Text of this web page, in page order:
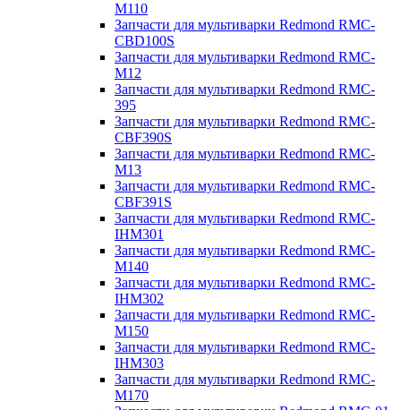
M110
Запчасти для мультиварки Redmond RMC-
CBD100S
Запчасти для мультиварки Redmond RMC-
M12
Запчасти для мультиварки Redmond RMC-
395
Запчасти для мультиварки Redmond RMC-
CBF390S
Запчасти для мультиварки Redmond RMC-
M13
Запчасти для мультиварки Redmond RMC-
CBF391S
Запчасти для мультиварки Redmond RMC-
IHM301
Запчасти для мультиварки Redmond RMC-
M140
Запчасти для мультиварки Redmond RMC-
IHM302
Запчасти для мультиварки Redmond RMC-
M150
Запчасти для мультиварки Redmond RMC-
IHM303
Запчасти для мультиварки Redmond RMC-
M170